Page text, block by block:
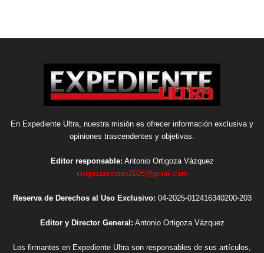
En Expediente Ultra, nuestra misión es ofrecer información exclusiva y
opiniones trascendentes y objetivas.
Editor responsable: Antonio Ortigoza Vázquez
ortigozaantonio2026@gmail.com
Reserva de Derechos al Uso Exclusivo: 04-2025-012416340200-203
Editor y Director General: Antonio Ortigoza Vázquez
Los firmantes en Expediente Ultra son responsables de sus artículos,